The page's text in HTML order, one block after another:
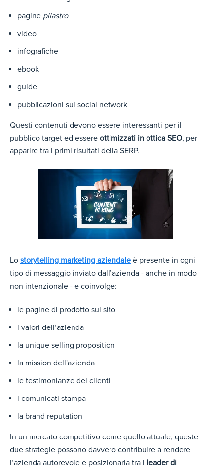
pagine pilastro
video
infografiche
ebook
guide
pubblicazioni sui social network
Questi contenuti devono essere interessanti per il
pubblico target ed essere ottimizzati in ottica SEO, per
apparire tra i primi risultati della SERP.
Lo storytelling marketing aziendale è presente in ogni
tipo di messaggio inviato dall’azienda - anche in modo
non intenzionale - e coinvolge:
le pagine di prodotto sul sito
i valori dell’azienda
la unique selling proposition
la mission dell'azienda
le testimonianze dei clienti
i comunicati stampa
la brand reputation
In un mercato competitivo come quello attuale, queste
due strategie possono davvero contribuire a rendere
l’azienda autorevole e posizionarla tra i leader di